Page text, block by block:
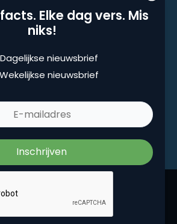
Elke dag vers. Mis
niks!
Dagelijkse nieuwsbrief
Wekelijkse nieuwsbrief